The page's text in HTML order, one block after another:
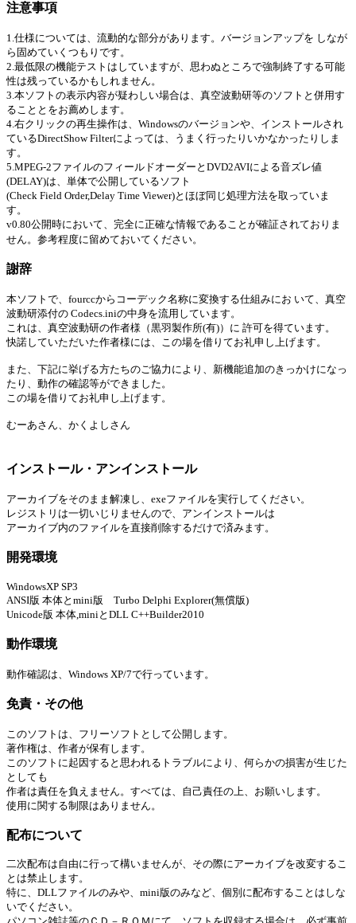
注意事項
1.仕様については、流動的な部分があります。バージョンアップを しなが
ら固めていくつもりです。
2.最低限の機能テストはしていますが、思わぬところで強制終了する可能
性は残っているかもしれません。
3.本ソフトの表示内容が疑わしい場合は、真空波動研等のソフトと併用す
ることとをお薦めします。
4.右クリックの再生操作は、Windowsのバージョンや、インストールされ
ているDirectShow Filterによっては、うまく行ったりいかなかったりしま
す。
5.MPEG-2ファイルのフィールドオーダーとDVD2AVIによる音ズレ値
(DELAY)は、単体で公開しているソフト
(Check Field Order,Delay Time Viewer)とほぼ同じ処理方法を取っていま
す。
v0.80公開時において、完全に正確な情報であることが確証されておりま
せん。参考程度に留めておいてください。
謝辞
本ソフトで、fourccからコーデック名称に変換する仕組みにお いて、真空
波動研添付の Codecs.iniの中身を流用しています。
これは、真空波動研の作者様（黒羽製作所(有)）に 許可を得ています。
快諾していただいた作者様には、この場を借りてお礼申し上げます。
また、下記に挙げる方たちのご協力により、新機能追加のきっかけになっ
たり、動作の確認等ができました。
この場を借りてお礼申し上げます。
むーあさん、かくよしさん
インストール・アンインストール
アーカイブをそのまま解凍し、exeファイルを実行してください。
レジストリは一切いじりませんので、アンインストールは
アーカイブ内のファイルを直接削除するだけで済みます。
開発環境
WindowsXP SP3
ANSI版 本体とmini版 Turbo Delphi Explorer(無償版)
Unicode版 本体,miniとDLL C++Builder2010
動作環境
動作確認は、Windows XP/7で行っています。
免責・その他
このソフトは、フリーソフトとして公開します。
著作権は、作者が保有します。
このソフトに起因すると思われるトラブルにより、何らかの損害が生じた
としても
作者は責任を負えません。すべては、自己責任の上、お願いします。
使用に関する制限はありません。
配布について
二次配布は自由に行って構いませんが、その際にアーカイブを改変するこ
とは禁止します。
特に、DLLファイルのみや、mini版のみなど、個別に配布することはしな
いでください。